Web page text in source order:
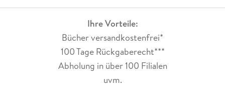
Ihre Vorteile:
Bücher versandkostenfrei*
100 Tage Rückgaberecht***
Abholung in über 100 Filialen
uvm.